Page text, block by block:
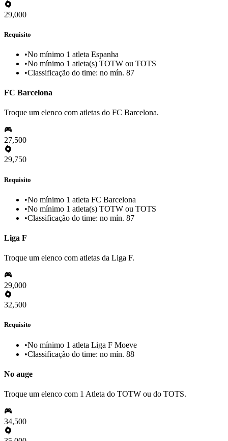
29,000
Requisito
•No mínimo 1 atleta Espanha
•No mínimo 1 atleta(s) TOTW ou TOTS
•Classificação do time: no mín. 87
FC Barcelona
Troque um elenco com atletas do FC Barcelona.
27,500
29,750
Requisito
•No mínimo 1 atleta FC Barcelona
•No mínimo 1 atleta(s) TOTW ou TOTS
•Classificação do time: no mín. 87
Liga F
Troque um elenco com atletas da Liga F.
29,000
32,500
Requisito
•No mínimo 1 atleta Liga F Moeve
•Classificação do time: no mín. 88
No auge
Troque um elenco com 1 Atleta do TOTW ou do TOTS.
34,500